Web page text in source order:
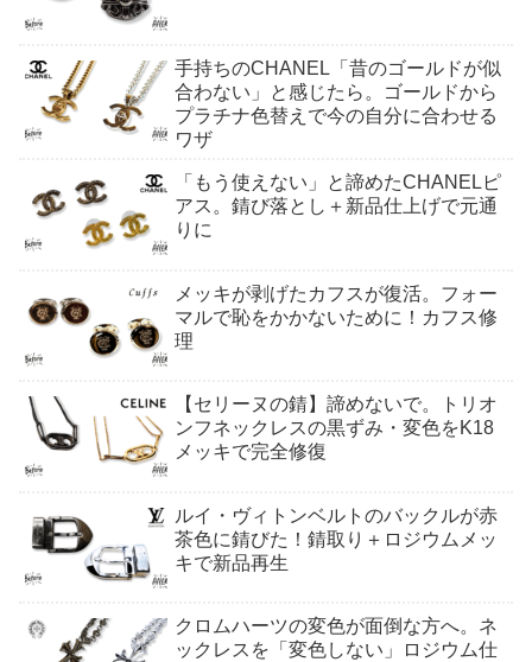
手持ちのCHANEL「昔のゴールドが似
合わない」と感じたら。ゴールドから
プラチナ色替えで今の自分に合わせる
ワザ
「もう使えない」と諦めたCHANELピ
アス。錆び落とし＋新品仕上げで元通
りに
メッキが剥げたカフスが復活。フォー
マルで恥をかかないために！カフス修
理
【セリーヌの錆】諦めないで。トリオ
ンフネックレスの黒ずみ・変色をK18
メッキで完全修復
ルイ・ヴィトンベルトのバックルが赤
茶色に錆びた！錆取り＋ロジウムメッ
キで新品再生
クロムハーツの変色が面倒な方へ。ネ
ックレスを「変色しない」ロジウム仕